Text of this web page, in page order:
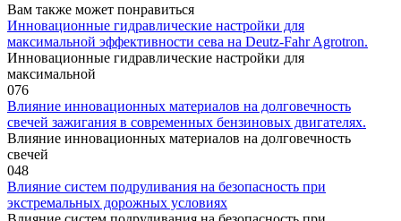
Вам также может понравиться
Инновационные гидравлические настройки для
максимальной эффективности сева на Deutz-Fahr Agrotron.
Инновационные гидравлические настройки для
максимальной
076
Влияние инновационных материалов на долговечность
свечей зажигания в современных бензиновых двигателях.
Влияние инновационных материалов на долговечность
свечей
048
Влияние систем подруливания на безопасность при
экстремальных дорожных условиях